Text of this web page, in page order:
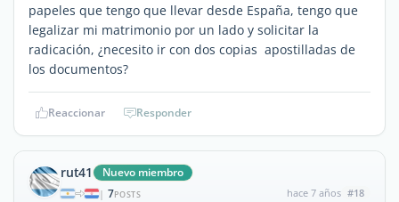
papeles que tengo que llevar desde España, tengo que
legalizar mi matrimonio por un lado y solicitar la
radicación, ¿necesito ir con dos copias apostilladas de
los documentos?
Reaccionar Responder
rut41 Nuevo miembro
| 7POSTS hace 7 años #18